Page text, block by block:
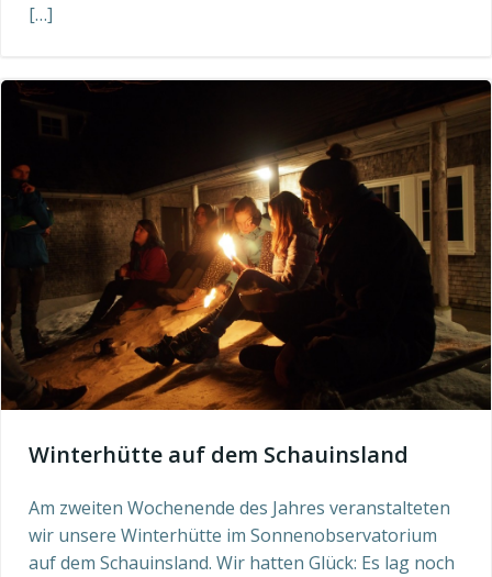
[…]
Winterhütte auf dem Schauinsland
Am zweiten Wochenende des Jahres veranstalteten
wir unsere Winterhütte im Sonnenobservatorium
auf dem Schauinsland. Wir hatten Glück: Es lag noch